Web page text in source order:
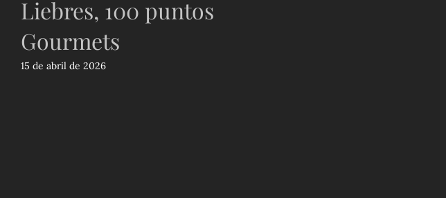
Liebres, 100 puntos
Gourmets
15 de abril de 2026